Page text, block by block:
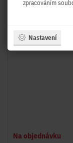
Na objednávku
* Hlídací pes pošle
zpracováním
Nastavení